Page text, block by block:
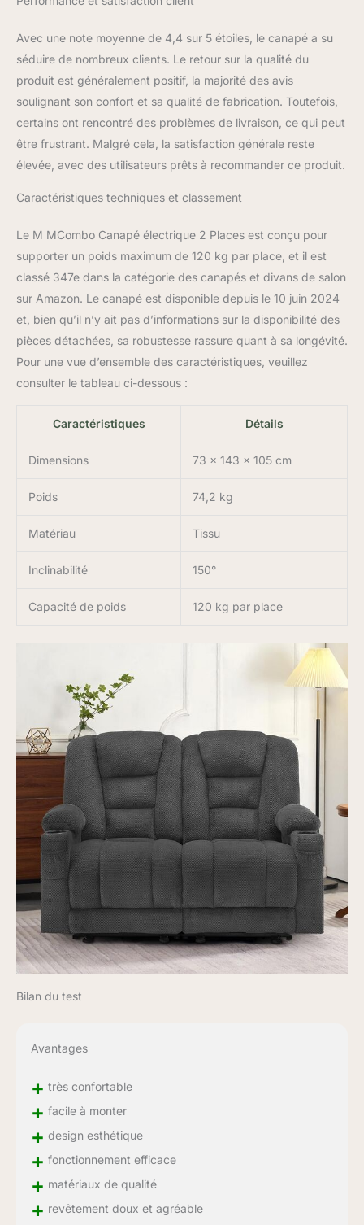
Connectez les deux
les accoudoirs et le
dossier dans les bases.
Housse en tissu de
haute qualité : la belle
surface du canapé-lit est
à poils courts, doux au
toucher, chaud et
respirant ; il est plus
résistant à l'abrasion et
en fonction de la lumière
Autres informations : Ce
canapé 2 places est livré
démonté. Livré en lot de
contacter si vous avez
des questions ou des
suggestions.
Avec une note moyenne de 4,4 sur 5 étoiles, le canapé a su
séduire de nombreux clients. Le retour sur la qualité du
produit est généralement positif, la majorité des avis
soulignant son confort et sa qualité de fabrication. Toutefois,
certains ont rencontré des problèmes de livraison, ce qui peut
être frustrant. Malgré cela, la satisfaction générale reste
élevée, avec des utilisateurs prêts à recommander ce produit.
Caractéristiques techniques et classement
Le M MCombo Canapé électrique 2 Places est conçu pour
supporter un poids maximum de 120 kg par place, et il est
classé 347e dans la catégorie des canapés et divans de salon
sur Amazon. Le canapé est disponible depuis le 10 juin 2024
et, bien qu’il n’y ait pas d’informations sur la disponibilité des
pièces détachées, sa robustesse rassure quant à sa longévité.
Pour une vue d’ensemble des caractéristiques, veuillez
consulter le tableau ci-dessous :
Caractéristiques Détails
Dimensions 73 x 143 x 105 cm
Poids 74,2 kg
Matériau Tissu
Inclinabilité 150°
Capacité de poids 120 kg par place
Bilan du test
Avantages
+ très confortable
+ facile à monter
+ design esthétique
+ fonctionnement efficace
+ matériaux de qualité
+ revêtement doux et agréable